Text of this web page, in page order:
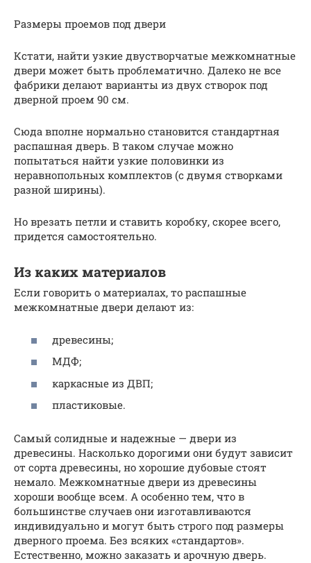
Размеры проемов под двери
Кстати, найти узкие двустворчатые межкомнатные
двери может быть проблематично. Далеко не все
фабрики делают варианты из двух створок под
дверной проем 90 см.
Сюда вполне нормально становится стандартная
распашная дверь. В таком случае можно
попытаться найти узкие половинки из
неравнопольных комплектов (с двумя створками
разной ширины).
Но врезать петли и ставить коробку, скорее всего,
придется самостоятельно.
Из каких материалов
Если говорить о материалах, то распашные
межкомнатные двери делают из:
древесины;
МДФ;
каркасные из ДВП;
пластиковые.
Самый солидные и надежные — двери из
древесины. Насколько дорогими они будут зависит
от сорта древесины, но хорошие дубовые стоят
немало. Межкомнатные двери из древесины
хороши вообще всем. А особенно тем, что в
большинстве случаев они изготавливаются
индивидуально и могут быть строго под размеры
дверного проема. Без всяких «стандартов».
Естественно, можно заказать и арочную дверь.